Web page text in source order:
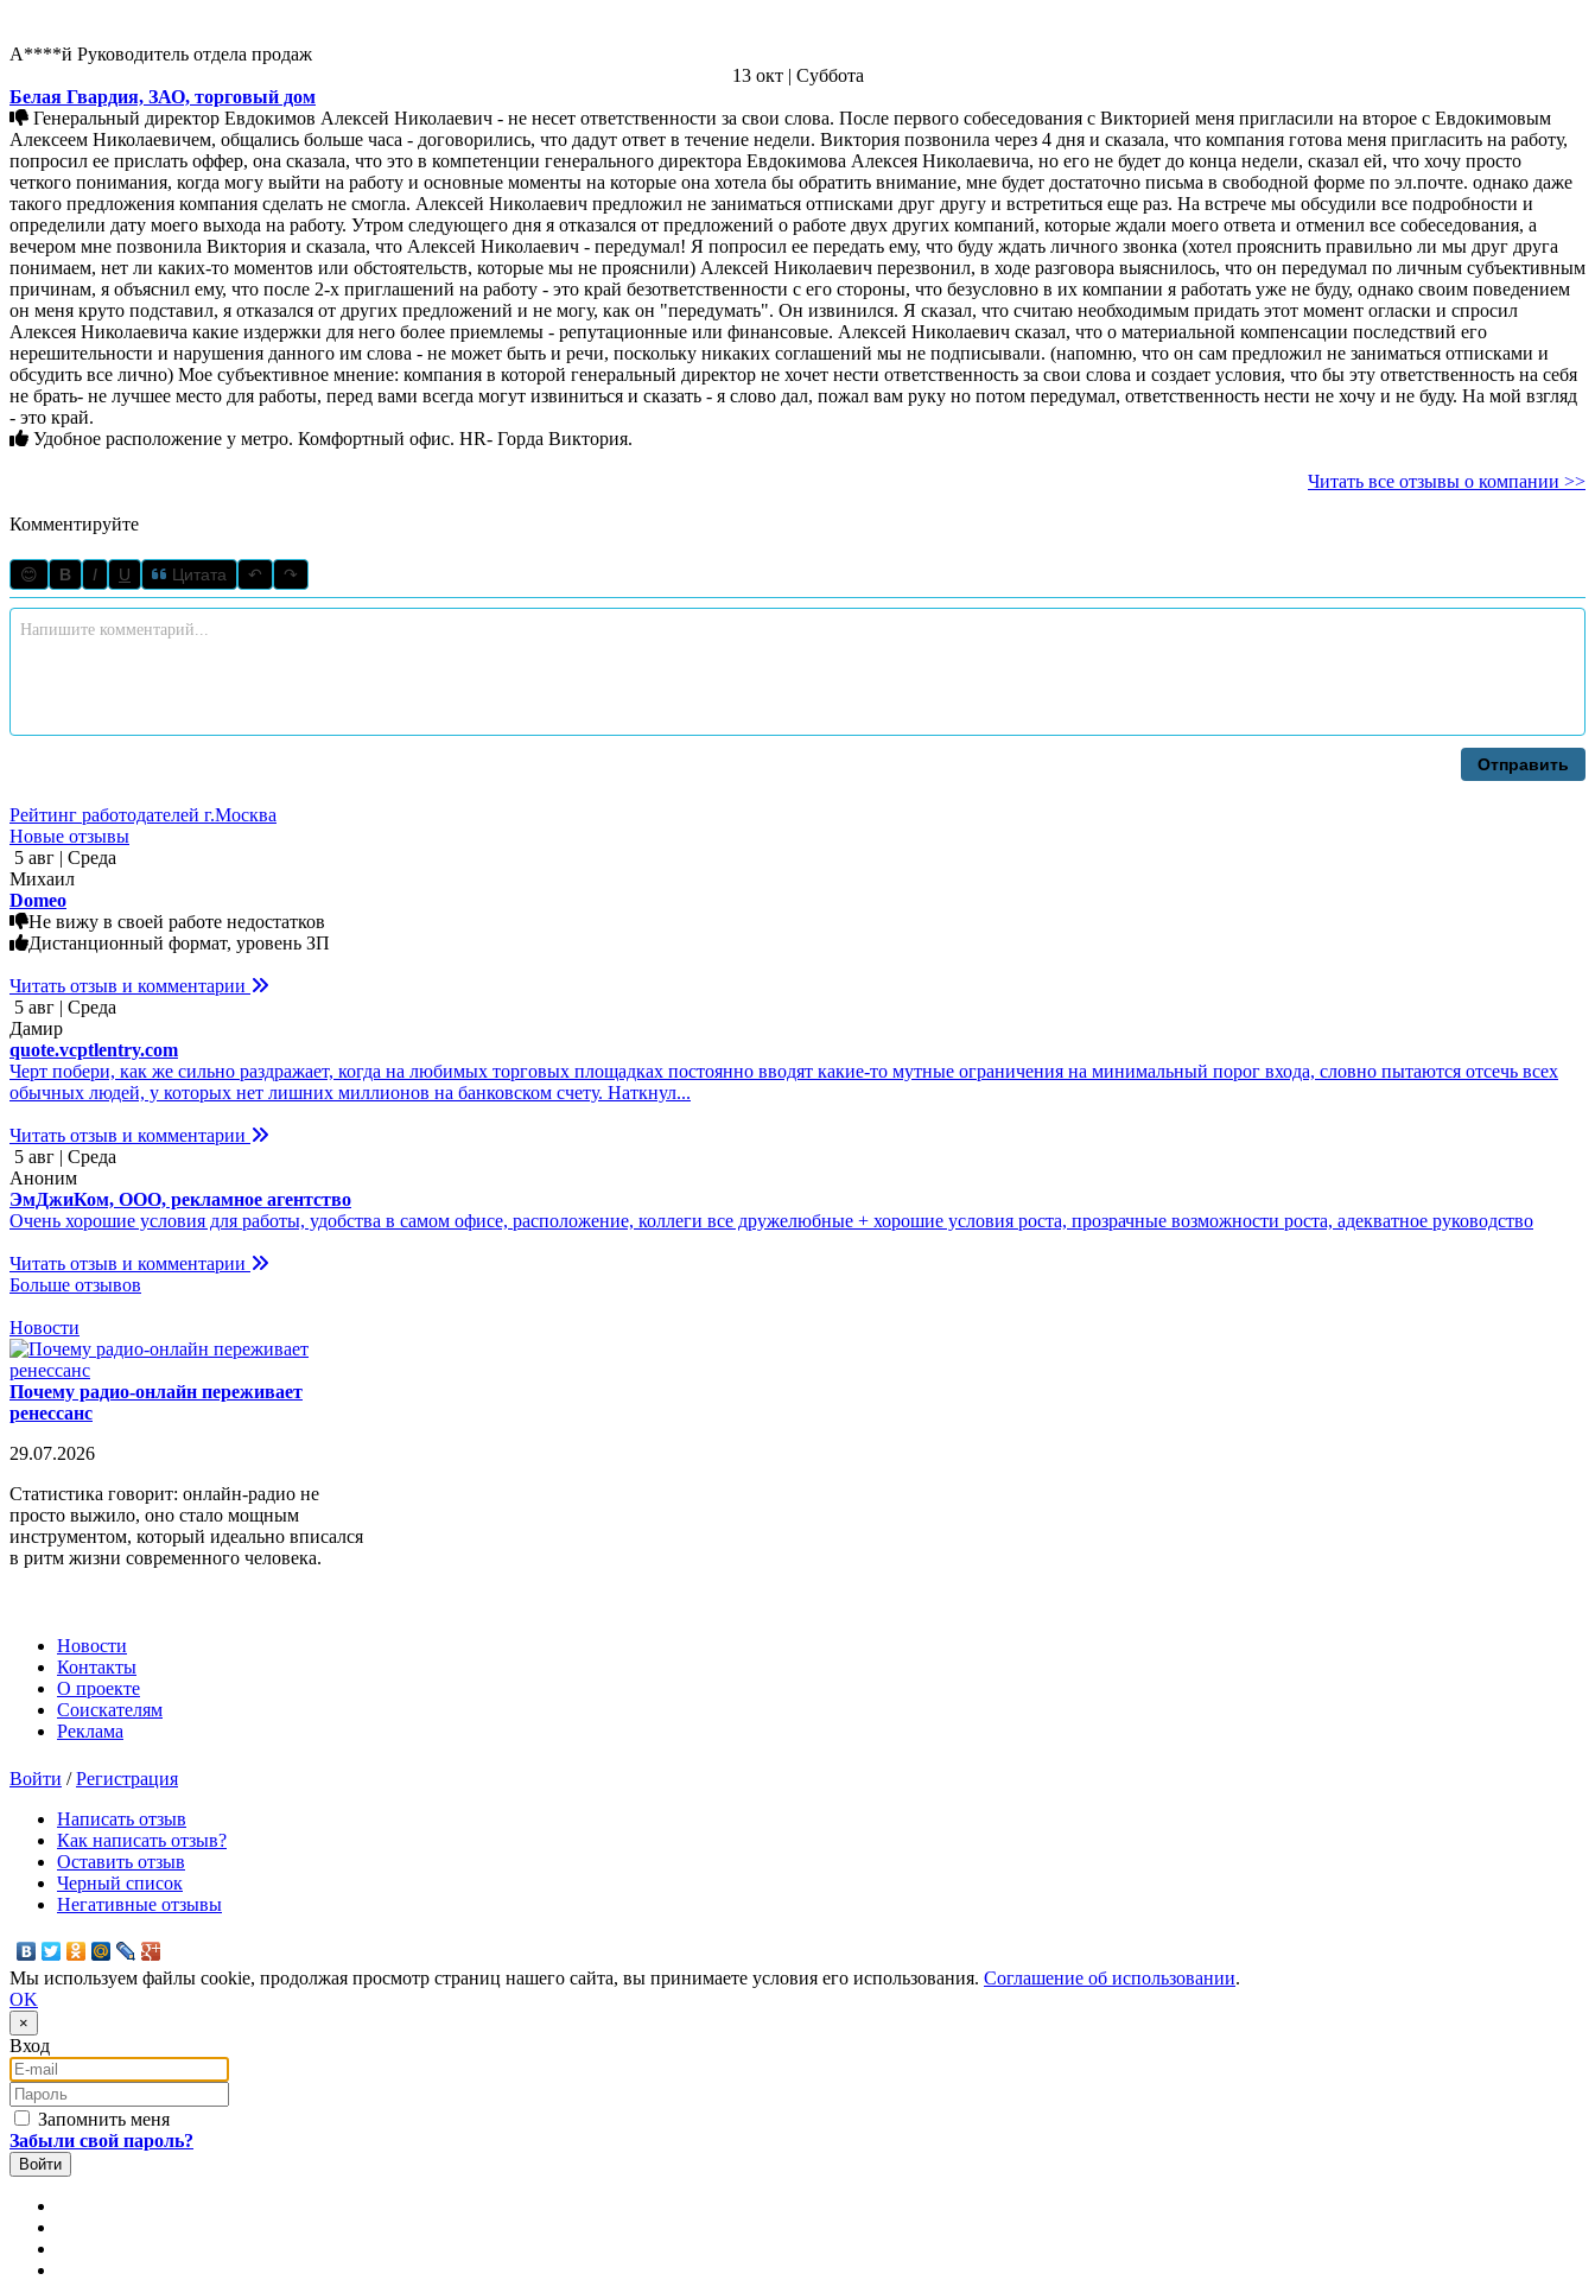
А****й Руководитель отдела продаж
13 окт | Суббота
Белая Гвардия, ЗАО, торговый дом
Алексеем Николаевичем, общались больше часа - договорились, что дадут ответ в течение недели. Виктория позвонила через 4 дня и сказала, что компания готова меня пригласить на работу,
попросил ее прислать оффер, она сказала, что это в компетенции генерального директора Евдокимова Алексея Николаевича, но его не будет до конца недели, сказал ей, что хочу просто
четкого понимания, когда могу выйти на работу и основные моменты на которые она хотела бы обратить внимание, мне будет достаточно письма в свободной форме по эл.почте. однако даже
такого предложения компания сделать не смогла. Алексей Николаевич предложил не заниматься отписками друг другу и встретиться еще раз. На встрече мы обсудили все подробности и
определили дату моего выхода на работу. Утром следующего дня я отказался от предложений о работе двух других компаний, которые ждали моего ответа и отменил все собеседования, а
вечером мне позвонила Виктория и сказала, что Алексей Николаевич - передумал! Я попросил ее передать ему, что буду ждать личного звонка (хотел прояснить правильно ли мы друг друга
понимаем, нет ли каких-то моментов или обстоятельств, которые мы не прояснили) Алексей Николаевич перезвонил, в ходе разговора выяснилось, что он передумал по личным субъективным
причинам, я объяснил ему, что после 2-х приглашений на работу - это край безответственности с его стороны, что безусловно в их компании я работать уже не буду, однако своим поведением
он меня круто подставил, я отказался от других предложений и не могу, как он "передумать". Он извинился. Я сказал, что считаю необходимым придать этот момент огласки и спросил
Алексея Николаевича какие издержки для него более приемлемы - репутационные или финансовые. Алексей Николаевич сказал, что о материальной компенсации последствий его
нерешительности и нарушения данного им слова - не может быть и речи, поскольку никаких соглашений мы не подписывали. (напомню, что он сам предложил не заниматься отписками и
обсудить все лично) Мое субъективное мнение: компания в которой генеральный директор не хочет нести ответственность за свои слова и создает условия, что бы эту ответственность на себя
не брать- не лучшее место для работы, перед вами всегда могут извиниться и сказать - я слово дал, пожал вам руку но потом передумал, ответственность нести не хочу и не буду. На мой взгляд
- это край.
Удобное расположение у метро. Комфортный офис. HR- Горда Виктория.
Читать все отзывы о компании >>
Комментируйте
😊 B I U Цитата ↶ ↷
Отправить
Рейтинг работодателей г.Москва
Новые отзывы
5 авг | Среда
Михаил
Domeo
Не вижу в своей работе недостатков
Дистанционный формат, уровень ЗП
Читать отзыв и комментарии
5 авг | Среда
Дамир
quote.vcptlentry.com
Черт побери, как же сильно раздражает, когда на любимых торговых площадках постоянно вводят какие-то мутные ограничения на минимальный порог входа, словно пытаются отсечь всех
обычных людей, у которых нет лишних миллионов на банковском счету. Наткнул...
Читать отзыв и комментарии
5 авг | Среда
Аноним
ЭмДжиКом, ООО, рекламное агентство
Очень хорошие условия для работы, удобства в самом офисе, расположение, коллеги все дружелюбные + хорошие условия роста, прозрачные возможности роста, адекватное руководство
Читать отзыв и комментарии
Больше отзывов
Новости
Почему радио-онлайн переживает
ренессанс
29.07.2026
Статистика говорит: онлайн-радио не
просто выжило, оно стало мощным
инструментом, который идеально вписался
в ритм жизни современного человека.
Новости
Контакты
О проекте
Соискателям
Реклама
Войти /Регистрация
Написать отзыв
Как написать отзыв?
Оставить отзыв
Черный список
Негативные отзывы
Мы используем файлы cookie, продолжая просмотр страниц нашего сайта, вы принимаете условия его использования. Соглашение об использовании.
OK
×
Вход
E-mail
Пароль
Запомнить меня
Забыли свой пароль?